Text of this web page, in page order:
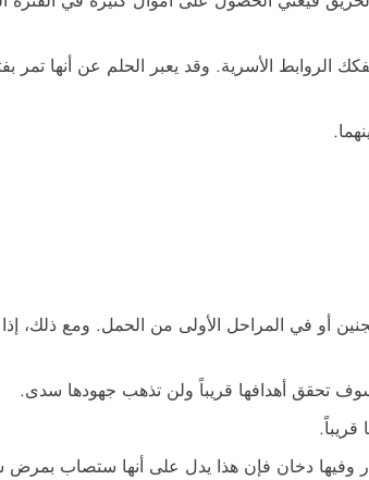
الروابط الأسرية. وقد يعبر الحلم عن أنها تمر
أو في المراحل الأولى من الحمل. ومع ذلك،
تحقق أهدافها قريباً ولن تذهب جهودها سدى.
وفيها دخان فإن هذا يدل على أنها ستصاب